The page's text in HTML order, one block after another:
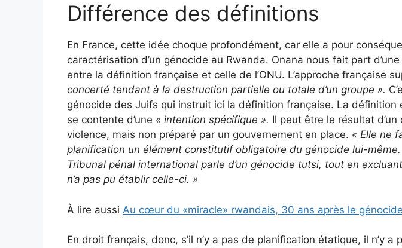
Différence des définitions
En France, cette idée choque profondément, car elle a pour
caractérisation d’un génocide au Rwanda. Onana nous fait part
entre la définition française et celle de l’ONU. L’approche française
concerté tendant à la destruction partielle ou totale d’un groupe ».
génocide des Juifs qui instruit ici la définition française. La définition
se contente d’une « intention spécifique ». Il peut être le résultat
violence, mais non préparé par un gouvernement en place. « Elle ne
planification un élément constitutif obligatoire du génocide lui-même.
Tribunal pénal international parle d’un génocide tutsi, tout en
n’a pas pu établir celle-ci. »
À lire aussi Au cœur du «miracle» rwandais, 30 ans après le génocide
En droit français, donc, s’il n’y a pas de planification étatique, il n’y a